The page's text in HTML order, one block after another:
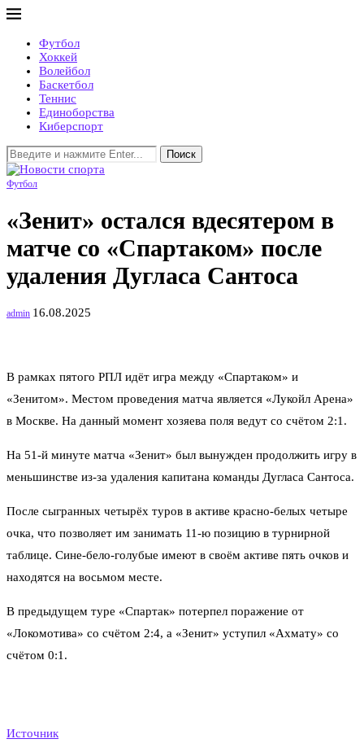
Футбол
Хоккей
Волейбол
Баскетбол
Теннис
Единоборства
Киберспорт
Поиск
Футбол
«Зенит» остался вдесятером в
матче со «Спартаком» после
удаления Дугласа Сантоса
admin 16.08.2025
В рамках пятого РПЛ идёт игра между «Спартаком» и
«Зенитом». Местом проведения матча является «Лукойл Арена»
в Москве. На данный момент хозяева поля ведут со счётом 2:1.
На 51-й минуте матча «Зенит» был вынужден продолжить игру в
меньшинстве из-за удаления капитана команды Дугласа Сантоса.
После сыгранных четырёх туров в активе красно-белых четыре
очка, что позволяет им занимать 11-ю позицию в турнирной
таблице. Сине-бело-голубые имеют в своём активе пять очков и
находятся на восьмом месте.
В предыдущем туре «Спартак» потерпел поражение от
«Локомотива» со счётом 2:4, а «Зенит» уступил «Ахмату» со
счётом 0:1.
Источник